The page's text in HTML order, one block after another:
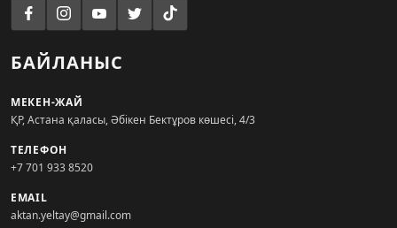
БАЙЛАНЫС
МЕКЕН-ЖАЙ
ҚР, Астана қаласы, Әбікен Бектұров көшесі, 4/3
ТЕЛЕФОН
+7 701 933 8520
EMAIL
aktan.yeltay@gmail.com